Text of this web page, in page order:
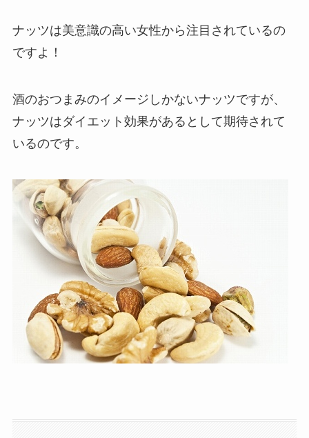
ナッツは美意識の高い女性から注目されているの
ですよ！
酒のおつまみのイメージしかないナッツですが、
ナッツはダイエット効果があるとして期待されて
いるのです。